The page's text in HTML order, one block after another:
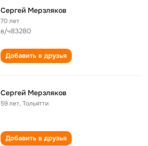
Сергей Мерзляков
70 лет
в/ч83280
Добавить в друзья
Сергей Мерзляков
59 лет,Тольятти
Добавить в друзья